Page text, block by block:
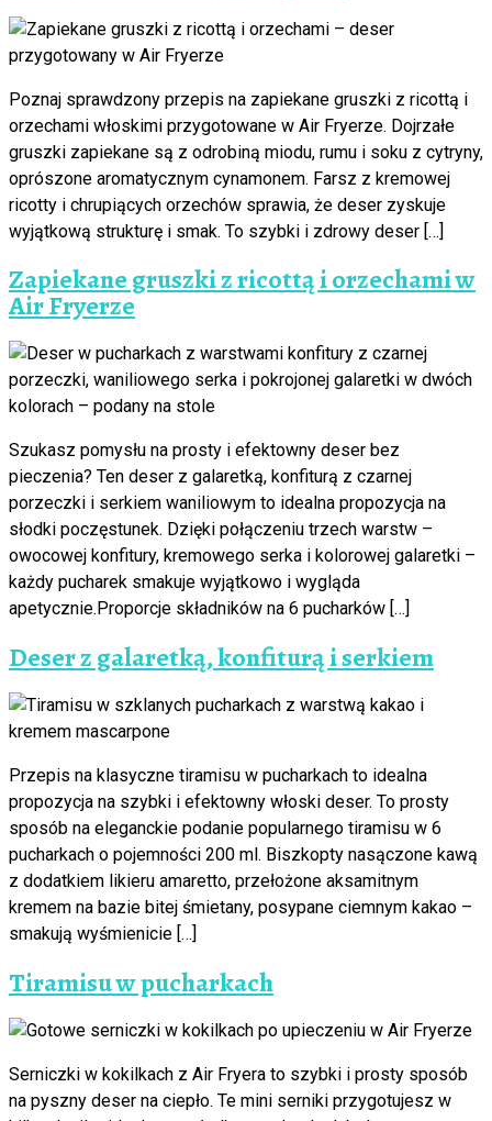
Poznaj sprawdzony przepis na zapiekane gruszki z ricottą i
orzechami włoskimi przygotowane w Air Fryerze. Dojrzałe
gruszki zapiekane są z odrobiną miodu, rumu i soku z cytryny,
oprószone aromatycznym cynamonem. Farsz z kremowej
ricotty i chrupiących orzechów sprawia, że deser zyskuje
wyjątkową strukturę i smak. To szybki i zdrowy deser […]
Zapiekane gruszki z ricottą i orzechami w
Air Fryerze
Szukasz pomysłu na prosty i efektowny deser bez
pieczenia? Ten deser z galaretką, konfiturą z czarnej
porzeczki i serkiem waniliowym to idealna propozycja na
słodki poczęstunek. Dzięki połączeniu trzech warstw –
owocowej konfitury, kremowego serka i kolorowej galaretki –
każdy pucharek smakuje wyjątkowo i wygląda
apetycznie.Proporcje składników na 6 pucharków […]
Deser z galaretką, konfiturą i serkiem
Przepis na klasyczne tiramisu w pucharkach to idealna
propozycja na szybki i efektowny włoski deser. To prosty
sposób na eleganckie podanie popularnego tiramisu w 6
pucharkach o pojemności 200 ml. Biszkopty nasączone kawą
z dodatkiem likieru amaretto, przełożone aksamitnym
kremem na bazie bitej śmietany, posypane ciemnym kakao –
smakują wyśmienicie […]
Tiramisu w pucharkach
Serniczki w kokilkach z Air Fryera to szybki i prosty sposób
na pyszny deser na ciepło. Te mini serniki przygotujesz w